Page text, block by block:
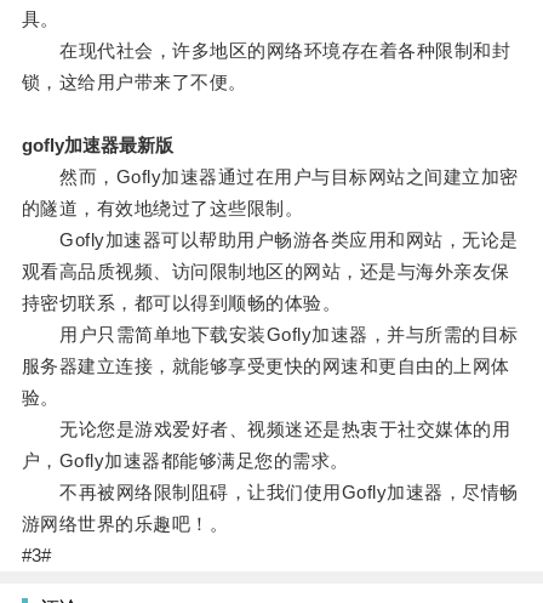
具。
在现代社会，许多地区的网络环境存在着各种限制和封
锁，这给用户带来了不便。
gofly加速器最新版
然而，Gofly加速器通过在用户与目标网站之间建立加密
的隧道，有效地绕过了这些限制。
Gofly加速器可以帮助用户畅游各类应用和网站，无论是
观看高品质视频、访问限制地区的网站，还是与海外亲友保
持密切联系，都可以得到顺畅的体验。
用户只需简单地下载安装Gofly加速器，并与所需的目标
服务器建立连接，就能够享受更快的网速和更自由的上网体
验。
无论您是游戏爱好者、视频迷还是热衷于社交媒体的用
户，Gofly加速器都能够满足您的需求。
不再被网络限制阻碍，让我们使用Gofly加速器，尽情畅
游网络世界的乐趣吧！。
#3#